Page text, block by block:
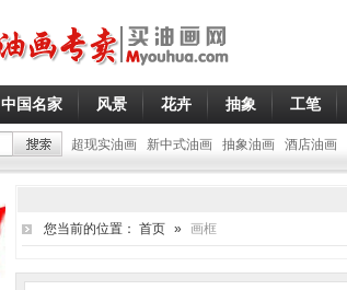
中国名家 风景 花卉 抽象 工笔
超现实油画 新中式油画 抽象油画 酒店油画
您当前的位置： 首页 » 画框